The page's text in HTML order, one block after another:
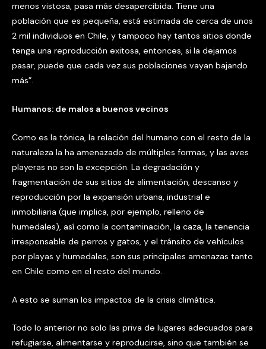
menos vistosa, pasa más desapercibida. Tiene una
población que es pequeña, está estimada de cerca de unos
2 mil individuos en Chile, y tampoco hay tantos sitios donde
tenga una reproducción exitosa, entonces, si la dejamos
pasar, puede que cada vez sus poblaciones vayan bajando
más”.
Humanos: de malos a buenos vecinos
Como es la tónica, la relación del humano con el resto de la
naturaleza la ha amenazado de múltiples formas, y las aves
playeras no son la excepción. La degradación y
fragmentación de sus sitios de alimentación, descanso y
reproducción por la expansión urbana, industrial e
inmobiliaria (que implica, por ejemplo, relleno de
humedales), así como la contaminación, la caza, la tenencia
irresponsable de perros y gatos, y el tránsito de vehículos
por playas y humedales, son sus principales amenazas tanto
en Chile como en el resto del mundo.
A esto se suman los impactos de la crisis climática.
Todo lo anterior no solo las priva de lugares adecuados para
refugiarse, alimentarse y reproducirse, sino que también se